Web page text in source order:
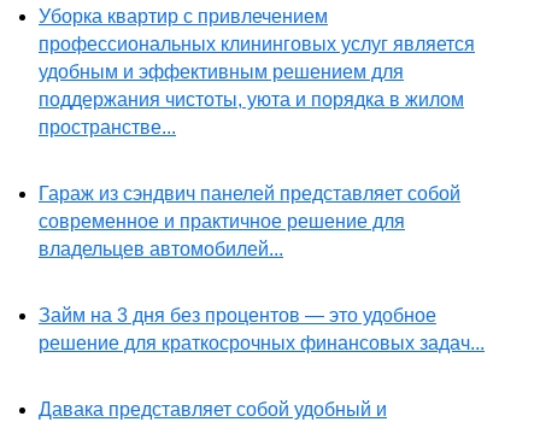
Уборка квартир с привлечением
профессиональных клининговых услуг является
удобным и эффективным решением для
поддержания чистоты, уюта и порядка в жилом
пространстве...
Гараж из сэндвич панелей представляет собой
современное и практичное решение для
владельцев автомобилей...
Займ на 3 дня без процентов — это удобное
решение для краткосрочных финансовых задач...
Давака представляет собой удобный и